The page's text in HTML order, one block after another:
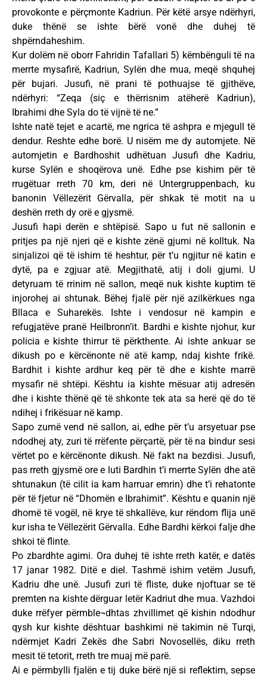
provokonte e përçmonte Kadriun. Për këtë arsye ndërhyri,
duke thënë se ishte bërë vonë dhe duhej të
shpërndaheshim.
Kur dolëm në oborr Fahridin Tafallari 5) këmbënguli të na
merrte mysafirë, Kadriun, Sylën dhe mua, meqë shquhej
për bujari. Jusufi, në prani të pothuajse të gjithëve,
ndërhyri: “Zeqa (siç e thërrisnim atëherë Kadriun),
Ibrahimi dhe Syla do të vijnë të ne.”
Ishte natë tejet e acartë, me ngrica të ashpra e mjegull të
dendur. Reshte edhe borë. U nisëm me dy automjete. Në
automjetin e Bardhoshit udhëtuan Jusufi dhe Kadriu,
kurse Sylën e shoqërova unë. Edhe pse kishim për të
rrugëtuar rreth 70 km, deri në Untergruppenbach, ku
banonin Vëllezërit Gërvalla, për shkak të motit na u
deshën rreth dy orë e gjysmë.
Jusufi hapi derën e shtëpisë. Sapo u fut në sallonin e
pritjes pa një njeri që e kishte zënë gjumi në kolltuk. Na
sinjalizoi që të ishim të heshtur, për t’u ngjitur në katin e
dytë, pa e zgjuar atë. Megjithatë, atij i doli gjumi. U
detyruam të rrinim në sallon, meqë nuk kishte kuptim të
injorohej ai shtunak. Bëhej fjalë për një azilkërkues nga
Bllaca e Suharekës. Ishte i vendosur në kampin e
refugjatëve pranë Heilbronn’it. Bardhi e kishte njohur, kur
policia e kishte thirrur të përkthente. Ai ishte ankuar se
dikush po e kërcënonte në atë kamp, ndaj kishte frikë.
Bardhit i kishte ardhur keq për të dhe e kishte marrë
mysafir në shtëpi. Kështu ia kishte mësuar atij adresën
dhe i kishte thënë që të shkonte tek ata sa herë që do të
ndihej i frikësuar në kamp.
Sapo zumë vend në sallon, ai, edhe për t’u arsyetuar pse
ndodhej aty, zuri të rrëfente përçartë, për të na bindur sesi
vërtet po e kërcënonte dikush. Në fakt na bezdisi. Jusufi,
pas rreth gjysmë ore e luti Bardhin t’i merrte Sylën dhe atë
shtunakun (të cilit ia kam harruar emrin) dhe t’i rehatonte
për të fjetur në “Dhomën e Ibrahimit”. Kështu e quanin një
dhomë të vogël, në krye të shkallëve, kur rëndom flija unë
kur isha te Vëllezërit Gërvalla. Edhe Bardhi kërkoi falje dhe
shkoi të flinte.
Po zbardhte agimi. Ora duhej të ishte rreth katër, e datës
17 janar 1982. Ditë e diel. Tashmë ishim vetëm Jusufi,
Kadriu dhe unë. Jusufi zuri të fliste, duke njoftuar se të
premten na kishte dërguar letër Kadriut dhe mua. Vazhdoi
duke rrëfyer përmble¬dhtas zhvillimet që kishin ndodhur
qysh kur kishte dështuar bashkimi në takimin në Turqi,
ndërmjet Kadri Zekës dhe Sabri Novosellës, diku rreth
mesit të tetorit, rreth tre muaj më parë.
Ai e përmbylli fjalën e tij duke bërë një si reflektim, sepse